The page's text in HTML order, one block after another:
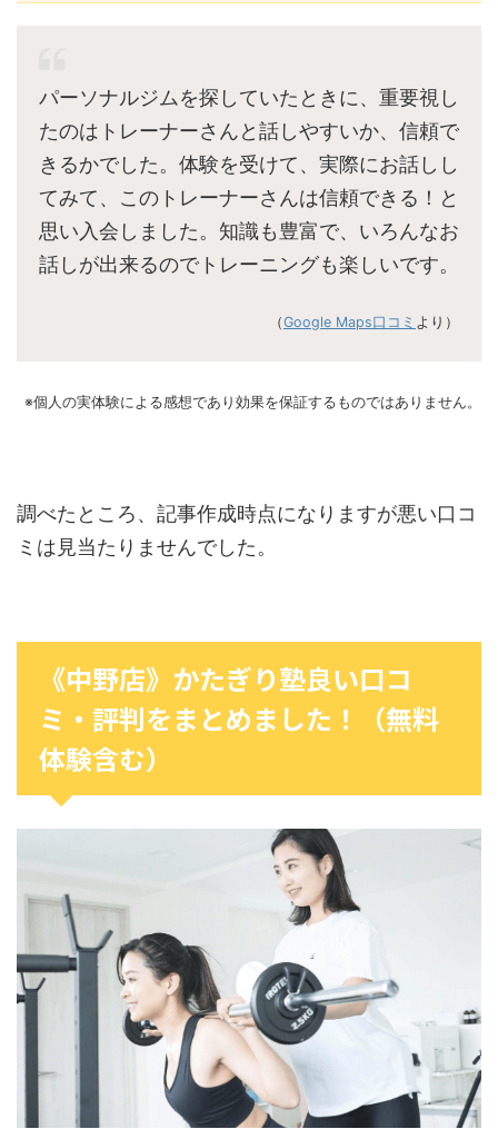
パーソナルジムを探していたときに、重要視し
たのはトレーナーさんと話しやすいか、信頼で
きるかでした。体験を受けて、実際にお話しし
てみて、このトレーナーさんは信頼できる！と
思い入会しました。知識も豊富で、いろんなお
話しが出来るのでトレーニングも楽しいです。
（Google Maps口コミ より）
※個人の実体験による感想であり効果を保証するものではありません。
調べたところ、記事作成時点になりますが悪い口コ
ミは見当たりませんでした。
《中野店》かたぎり塾良い口コ
ミ・評判をまとめました！（無料
体験含む）